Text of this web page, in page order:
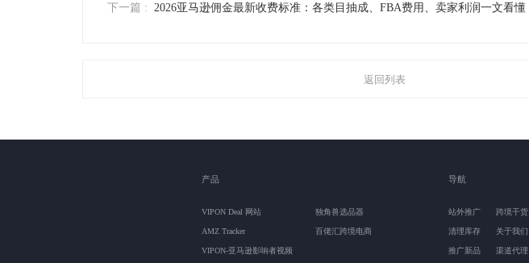
下一篇 :
2026亚马逊佣金最新收费标准：各类目抽成、FBA费用、卖家利润一文看懂
返回列表
产品
VIPON Deal 网站
AMZ Tracker
VIPON-亚马逊影响者视频
独角兽选品器
百佬汇跨境电商
导航
站外推广
清理库存
推广新品
跨境干货
关于我们
渠道代理